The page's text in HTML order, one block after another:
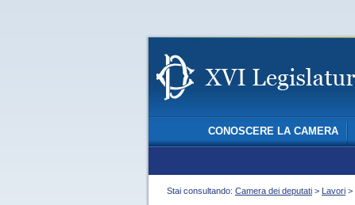
CONOSCERE LA CAMERA
Stai consultando: Camera dei deputati > Lavori >